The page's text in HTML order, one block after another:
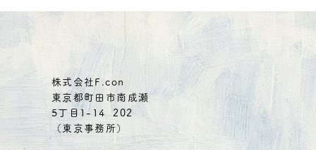
しんどい疲れのときの回復力！手放せま
株式会社F.con
東京都町田市南成瀬
5丁目1-14 202
（東京事務所）